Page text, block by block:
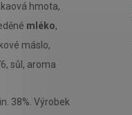
hmota,
mléko,
máslo,
sůl, aroma
38%. Výrobek